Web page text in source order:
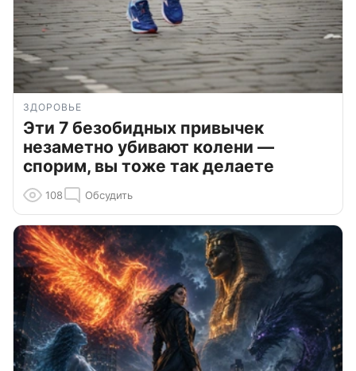
ЗДОРОВЬЕ
Эти 7 безобидных привычек
незаметно убивают колени —
спорим, вы тоже так делаете
108 Обсудить